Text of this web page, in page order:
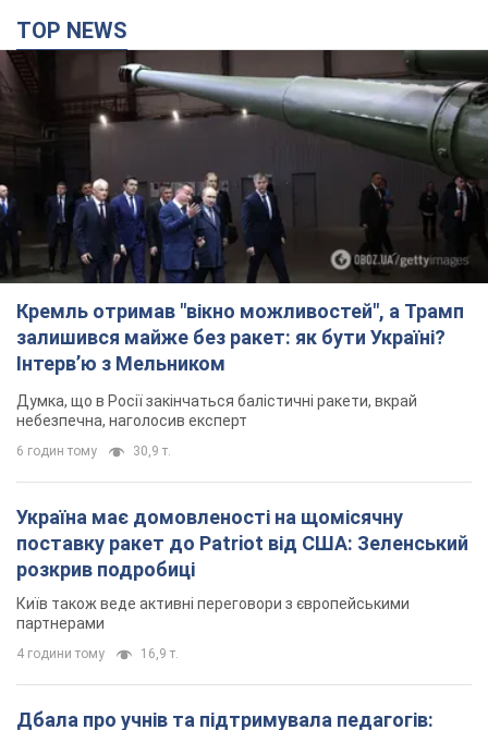
TOP NEWS
Кремль отримав "вікно можливостей", а Трамп
залишився майже без ракет: як бути Україні?
Інтерв’ю з Мельником
Думка, що в Росії закінчаться балістичні ракети, вкрай
небезпечна, наголосив експерт
6 годин тому 30,9 т.
Україна має домовленості на щомісячну
поставку ракет до Patriot від США: Зеленський
розкрив подробиці
Київ також веде активні переговори з європейськими
партнерами
4 години тому 16,9 т.
Дбала про учнів та підтримувала педагогів: